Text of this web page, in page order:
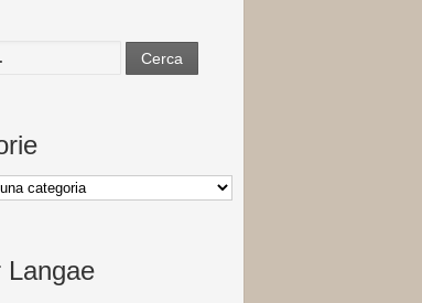
Cerca
Langae